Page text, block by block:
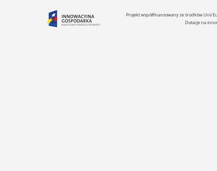
Projekt współfinansowany ze środków Unii
Dotacje na